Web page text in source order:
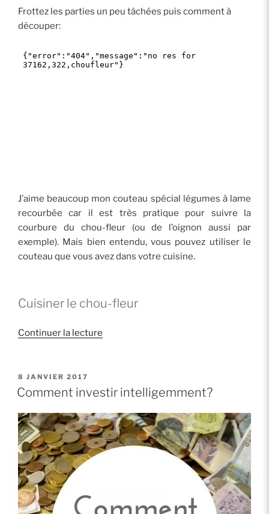
Frottez les parties un peu tâchées puis comment à
découper:
J’aime beaucoup mon couteau spécial légumes à lame
recourbée car il est très pratique pour suivre la
courbure du chou-fleur (ou de l’oignon aussi par
exemple). Mais bien entendu, vous pouvez utiliser le
couteau que vous avez dans votre cuisine.
Cuisiner le chou-fleur
Continuer la lecture
comment
le
chou-
fleur »
PUBLIÉ
LE
8 JANVIER 2017
Comment investir intelligemment?